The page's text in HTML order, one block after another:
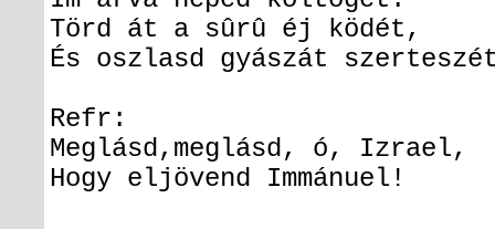
Törd át a sûrû éj ködét,
És oszlasd gyászát
Refr:
Meglásd,meglásd, ó, Izrael,
Hogy eljövend Immánuel!